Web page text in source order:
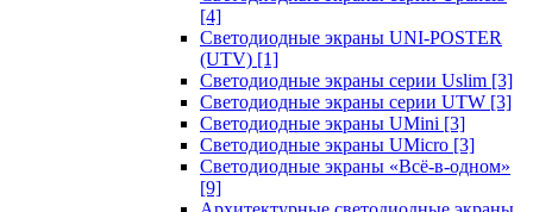
[4]
Светодиодные экраны UNI-POSTER
(UTV) [1]
Светодиодные экраны серии Uslim [3]
Светодиодные экраны серии UTW [3]
Светодиодные экраны UMini [3]
Светодиодные экраны UMicro [3]
Светодиодные экраны «Всё-в-одном»
[9]